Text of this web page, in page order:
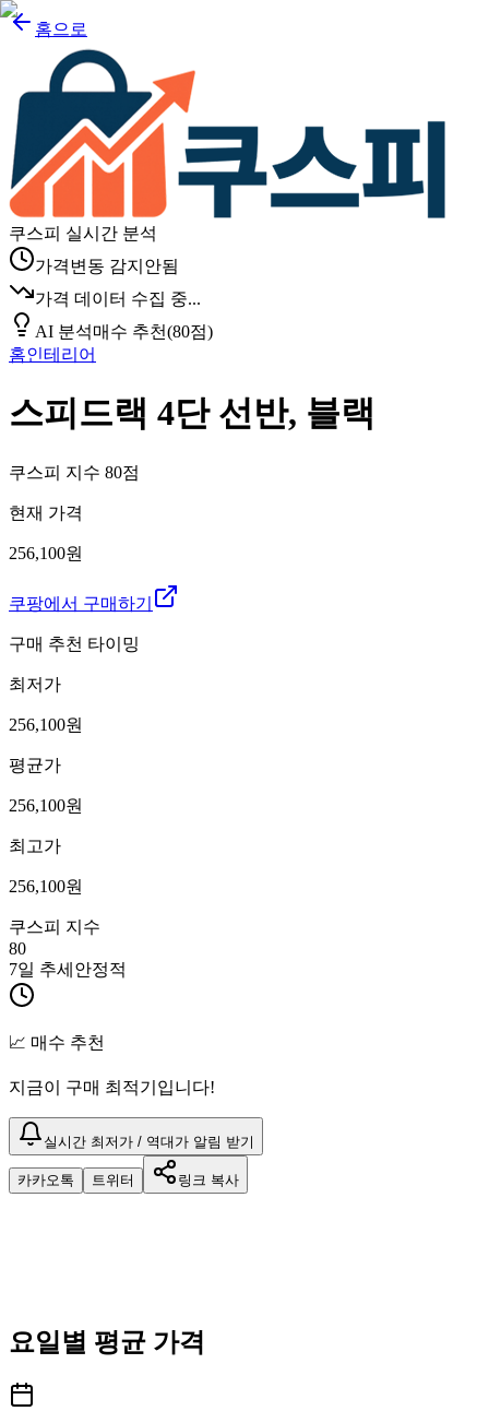
홈으로
쿠스피 실시간 분석
가격변동 감지안됨
가격 데이터 수집 중...
AI 분석매수 추천(80점)
홈인테리어
스피드랙 4단 선반, 블랙
쿠스피 지수 80점
현재 가격
256,100원
쿠팡에서 구매하기
구매 추천 타이밍
최저가
256,100원
평균가
256,100원
최고가
256,100원
쿠스피 지수
80
7일 추세 안정적
📈 매수 추천
지금이 구매 최적기입니다!
실시간 최저가 / 역대가 알림 받기
카카오톡 트위터 링크 복사
요일별 평균 가격